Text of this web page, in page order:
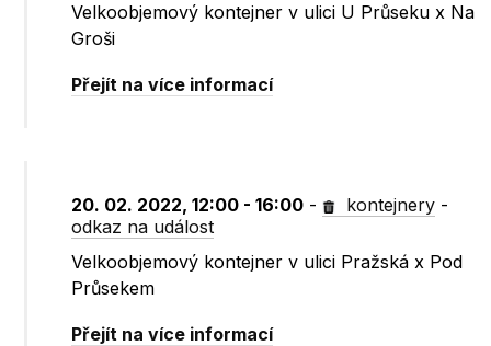
Velkoobjemový kontejner v ulici U Průseku x Na
Groši
Přejít na více informací
20. 02. 2022, 12:00 - 16:00 - kontejnery -
odkaz na událost
Velkoobjemový kontejner v ulici Pražská x Pod
Průsekem
Přejít na více informací